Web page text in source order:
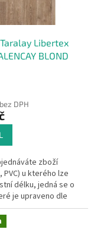
Libertex
BLOND
DPH
zboží
u kterého lze
délku, jedná se o
je upraveno dle
se dle §1837